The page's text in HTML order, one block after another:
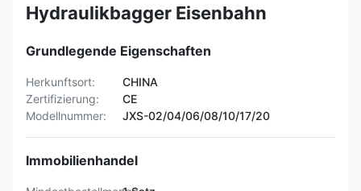
Hydraulikbagger Eisenbahn
Grundlegende Eigenschaften
Herkunftsort:
CHINA
Zertifizierung:
CE
Modellnummer:
JXS-02/04/06/08/10/17/20
Immobilienhandel